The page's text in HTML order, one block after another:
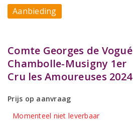
Aanbieding
Comte Georges de Vogué
Chambolle-Musigny 1er
Cru les Amoureuses 2024
Prijs op aanvraag
Momenteel niet leverbaar